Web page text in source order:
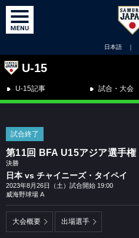
日本語 ｜
U-15
U-15記事 試合・大会
試合終了
第11回 BFA U15アジア選手権
決勝
日本 vs チャイニーズ・タイペイ
2023年8月26日（土）試合開始 19:00
威海野球場 A
大会概要 出場選手